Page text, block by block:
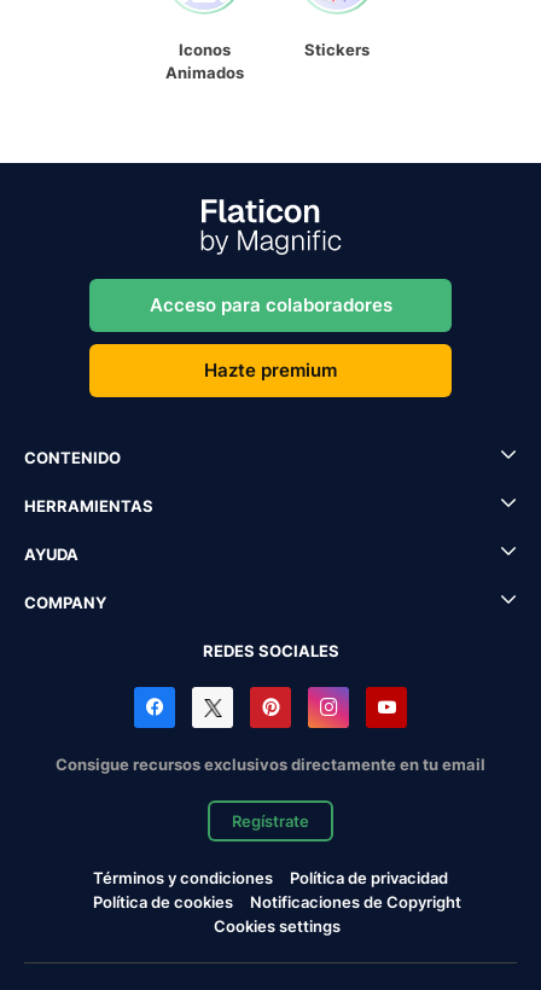
Iconos
Animados
Stickers
Acceso para colaboradores
Hazte premium
CONTENIDO
HERRAMIENTAS
AYUDA
COMPANY
REDES SOCIALES
Consigue recursos exclusivos directamente en tu email
Regístrate
Términos y condiciones
Política de privacidad
Política de cookies
Notificaciones de Copyright
Cookies settings